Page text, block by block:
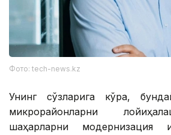
Фото: tech-news.kz
Унинг сўзларига кўра,
микрорайонларни
шаҳарларни модернизация